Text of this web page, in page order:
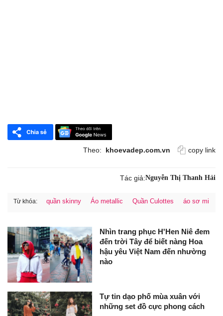
Theo: khoevadep.com.vn copy link
Tác giả:Nguyễn Thị Thanh Hải
Từ khóa: quần skinny Áo metallic Quần Culottes áo sơ mi
Nhìn trang phục H'Hen Niê đem
đến trời Tây để biết nàng Hoa
hậu yêu Việt Nam đến nhường
nào
Tự tin dạo phố mùa xuân với
những set đồ cực phong cách